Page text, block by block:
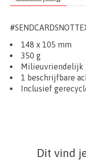
148 x 105 mm
350 g
Milieuvriendelijk
1 beschrijfbare
Inclusief
Dit vind